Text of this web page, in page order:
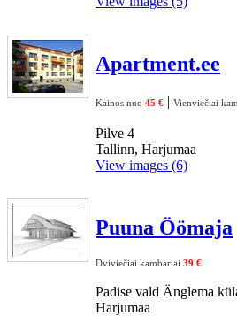
Apartment.ee
Kainos nuo 45 € | Vienviečiai
Pilve 4
Tallinn, Harjumaa
View images (6)
Puuna Öömaja
Dviviečiai kambariai 39 €
Padise vald Änglema
Harjumaa